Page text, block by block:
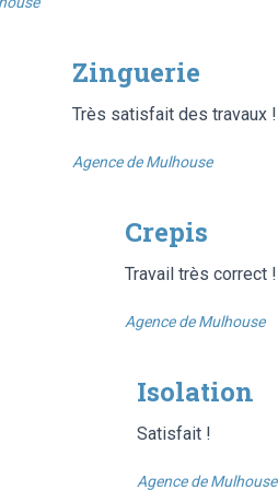
Zinguerie
Très satisfait des travaux !
Agence de Mulhouse
Crepis
Travail très correct !
Agence de Mulhouse
Isolation
Satisfait !
Agence de Mulhouse